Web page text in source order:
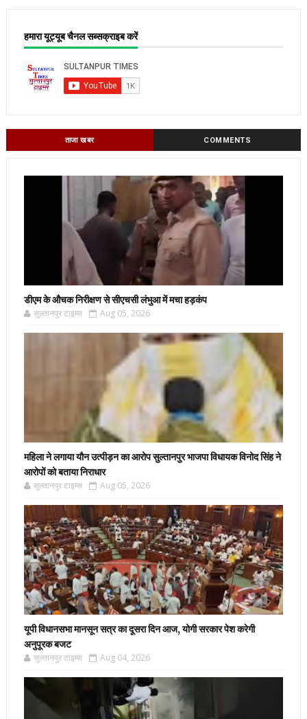
हमारा यूट्यूब चैनल सब्सक्राइब करें
ताजा खबर COMMENTS
डीएम के औचक निरीक्षण से सीएचसी लंभुआ में मचा हड़कंप
सुल्तानपुर टाइम्स Aug 05, 2026
महिला ने लगाया यौन उत्पीड़न का आरोप सुल्तानपुर भाजपा विधायक विनोद सिंह ने
आरोपों को बताया निराधार
सुल्तानपुर टाइम्स Aug 05, 2026
यूपी विधानसभा मानसून सत्र का दूसरा दिन आज, योगी सरकार पेश करेगी
अनुपूरक बजट
सुल्तानपुर टाइम्स Aug 04, 2026